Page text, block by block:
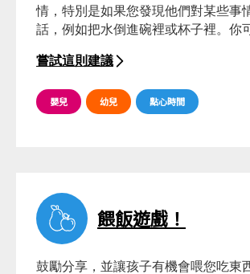
情，特別是如果您發現他們對某些事
話，例如把水倒進碗裡或杯子裡。你
嘗試這則建議
嬰兒 幼兒 點心時間
餵飯遊戲！
鼓勵分享，並讓孩子有機會喂您吃東